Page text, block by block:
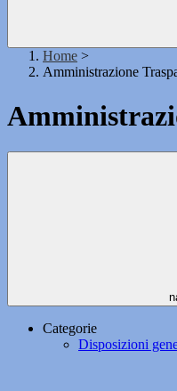
Home >
Amministrazione
Categorie
Disposizioni